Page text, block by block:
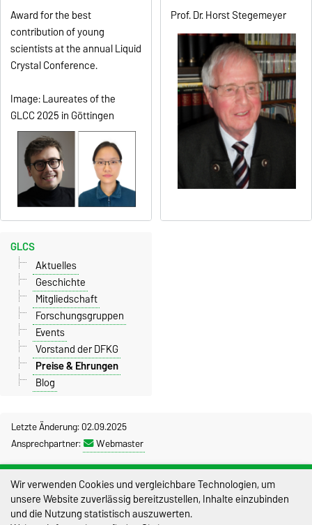
Award for the best
contribution of young
scientists at the annual Liquid
Crystal Conference.
Image: Laureates of the
GLCC 2025 in Göttingen
Prof. Dr. Horst Stegemeyer
GLCS
Aktuelles
Geschichte
Mitgliedschaft
Forschungsgruppen
Events
Vorstand der DFKG
Preise & Ehrungen
Blog
Letzte Änderung: 02.09.2025
Ansprechpartner:
Webmaster
Impressum
Datenschutz
Wir verwenden Cookies und vergleichbare Technologien, um
unsere Website zuverlässig bereitzustellen, Inhalte einzubinden
und die Nutzung statistisch auszuwerten.